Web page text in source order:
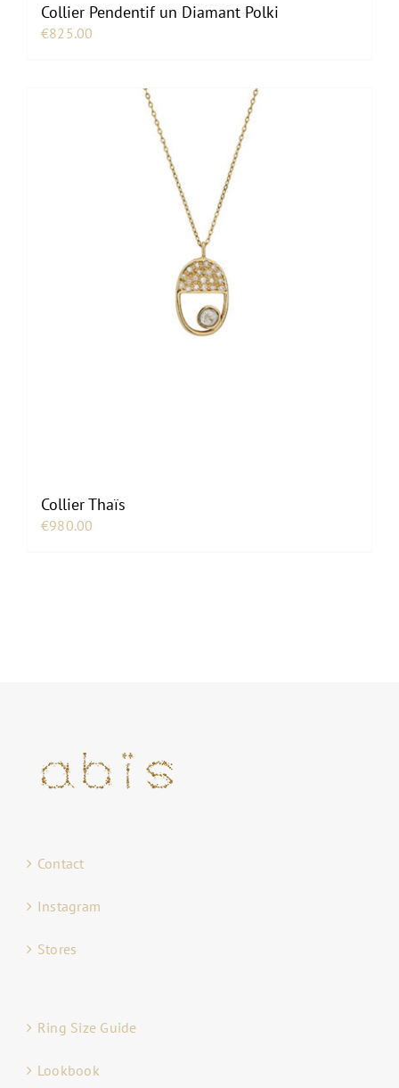
Collier Pendentif un Diamant Polki
€825.00
Collier Thaïs
€980.00
Contact
Instagram
Stores
Ring Size Guide
Lookbook